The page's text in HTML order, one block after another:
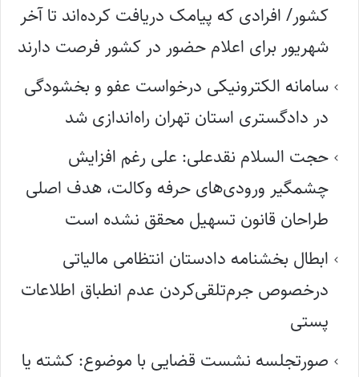
کشور/ افرادی که پیامک دریافت کرده‌اند تا آخر
شهریور برای اعلام حضور در کشور فرصت دارند
سامانه الکترونیکی درخواست عفو و بخشودگی
در دادگستری استان تهران راه‌اندازی شد
حجت السلام نقدعلی: علی رغم افزایش
چشمگیر ورودی‌های حرفه وکالت، هدف اصلی
طراحان قانون تسهیل محقق نشده است
ابطال بخشنامه دادستان انتظامی مالیاتی
درخصوص جرم‌تلقی‌کردن عدم انطباق اطلاعات
پستی
صورتجلسه نشست قضایی با موضوع: کشته یا